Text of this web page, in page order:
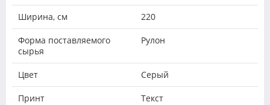
Ширина, см 220
Форма поставляемого
сырья
Рулон
Цвет Серый
Принт Текст